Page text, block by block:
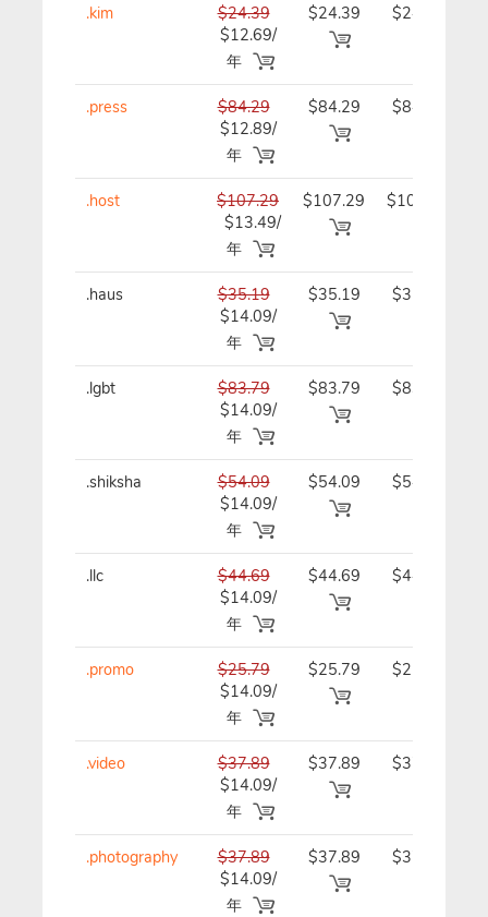
.kim
$24.39
$12.69/
年
$24.39
$24.39/
.press
$84.29
$12.89/
年
$84.29
$84.29/
.host
$107.29
$13.49/
年
$107.29
$107.29/
.haus
$35.19
$14.09/
年
$35.19
$35.19/
.lgbt
$83.79
$14.09/
年
$83.79
$83.79/
.shiksha
$54.09
$14.09/
年
$54.09
$54.09/
.llc
$44.69
$14.09/
年
$44.69
$44.69/
.promo
$25.79
$14.09/
年
$25.79
$25.79/
.video
$37.89
$14.09/
年
$37.89
$37.89/
.photography
$37.89
$14.09/
年
$37.89
$37.89/